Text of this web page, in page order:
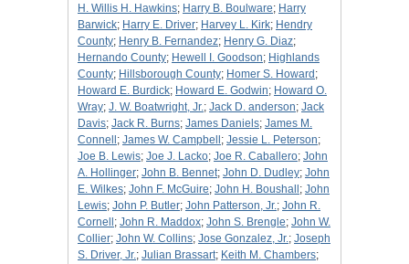
H. Willis H. Hawkins; Harry B. Boulware; Harry
Barwick; Harry E. Driver; Harvey L. Kirk; Hendry
County; Henry B. Fernandez; Henry G. Diaz;
Hernando County; Hewell I. Goodson; Highlands
County; Hillsborough County; Homer S. Howard ;
Howard E. Burdick; Howard E. Godwin; Howard O.
Wray; J. W. Boatwright, Jr.; Jack D. anderson; Jack
Davis; Jack R. Burns; James Daniels; James M.
Connell ; James W. Campbell ; Jessie L. Peterson;
Joe B. Lewis; Joe J. Lacko; Joe R. Caballero; John
A. Hollinger; John B. Bennet; John D. Dudley; John
E. Wilkes; John F. McGuire; John H. Boushall ; John
Lewis; John P. Butler; John Patterson, Jr.; John R.
Cornell ; John R. Maddox; John S. Brengle; John W.
Collier; John W. Collins; Jose Gonzalez, Jr.; Joseph
S. Driver, Jr.; Julian Brassart; Keith M. Chambers;